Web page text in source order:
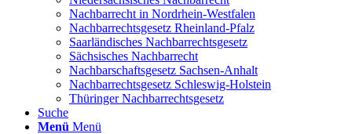
Nachbarrecht in Nordrhein-Westfalen
Nachbarrechtsgesetz Rheinland-Pfalz
Saarländisches Nachbarrechtsgesetz
Sächsisches Nachbarrecht
Nachbarschaftsgesetz Sachsen-Anhalt
Nachbarrechtsgesetz Schleswig-Holstein
Thüringer Nachbarrechtsgesetz
Suche
Menü Menü